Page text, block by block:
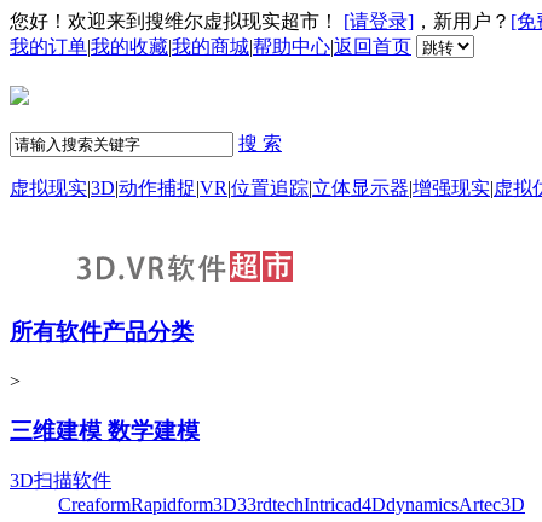
您好！欢迎来到搜维尔虚拟现实超市！ [请登录] ，新用户？ [免
我的订单|我的收藏|我的商城|帮助中心|返回首页
搜 索
虚拟现实|3D|动作捕捉|VR|位置追踪|立体显示器|增强现实|虚拟
所有软件产品分类
>
三维建模 数学建模
3D扫描软件
CreaformRapidform3D33rdtechIntricad4DdynamicsArtec3D